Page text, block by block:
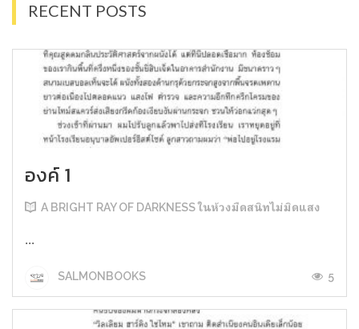
RECENT POSTS
องค์ 1
A BRIGHT RAY OF DARKNESS ในห้วงมืดสนิทไม่มิดแสง
...
SALMONBOOKS 5